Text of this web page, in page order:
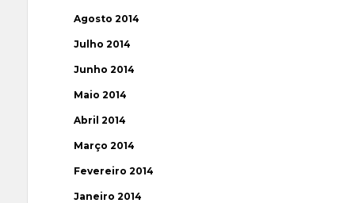
Agosto 2014
Julho 2014
Junho 2014
Maio 2014
Abril 2014
Março 2014
Fevereiro 2014
Janeiro 2014